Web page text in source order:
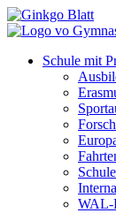
Schule mit
WAL-